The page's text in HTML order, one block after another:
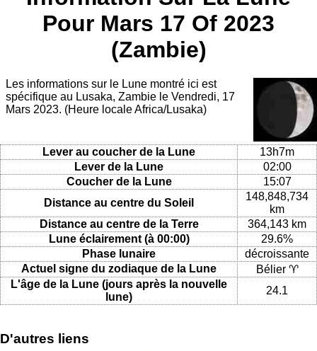
Pour Mars 17 Of 2023
(Zambie)
Les informations sur le Lune montré ici est
spécifique au Lusaka, Zambie le Vendredi, 17
Mars 2023. (Heure locale Africa/Lusaka)
Lever au coucher de la Lune
13h7m
Lever de la Lune
02:00
Coucher de la Lune
15:07
Distance au centre du Soleil
148,848,734
km
Distance au centre de la Terre
364,143 km
Lune éclairement (à 00:00)
29.6%
Phase lunaire
décroissante
Actuel signe du zodiaque de la Lune
Bélier ♈
L'âge de la Lune (jours après la nouvelle
lune)
24.1
D'autres liens